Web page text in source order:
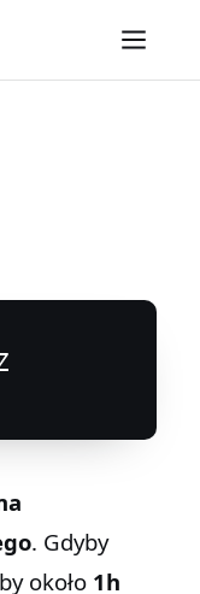
. Gdyby
około 1h